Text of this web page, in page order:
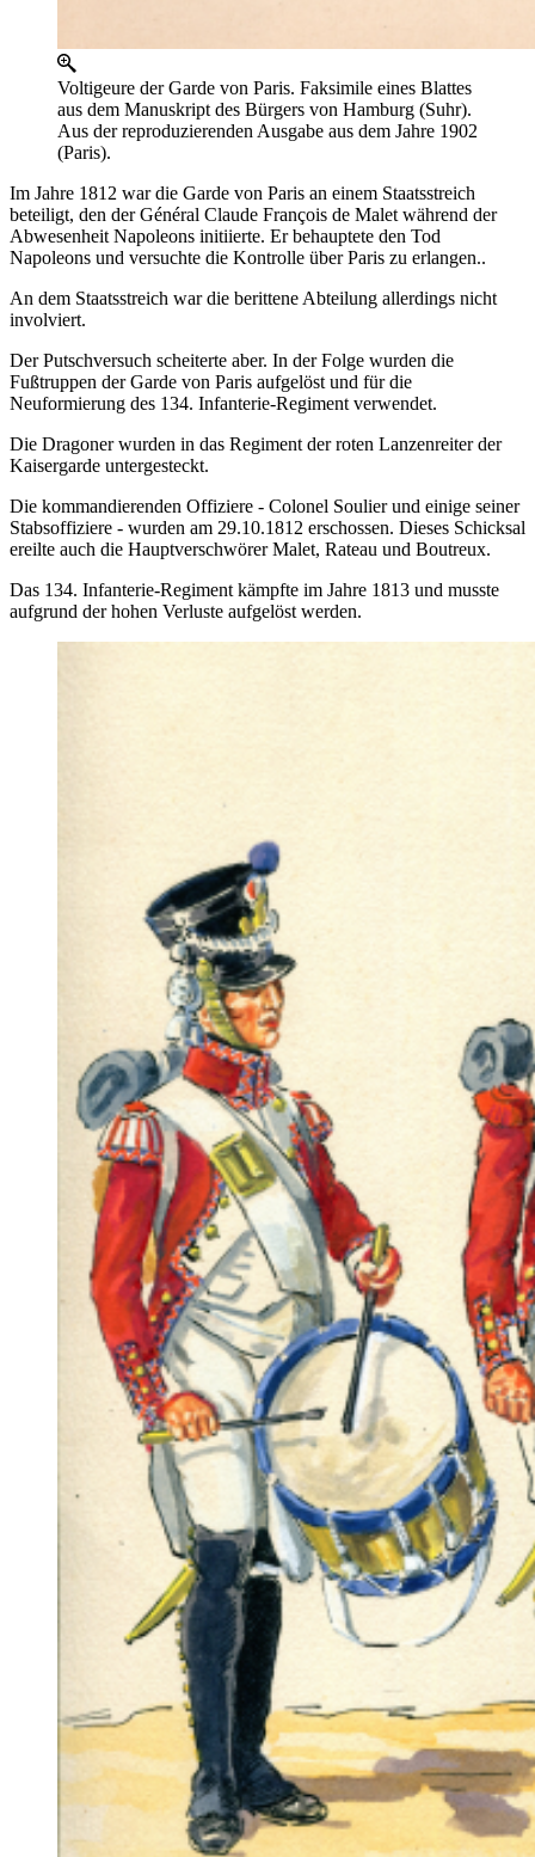
Voltigeure der Garde von Paris. Faksimile eines Blattes
aus dem Manuskript des Bürgers von Hamburg (Suhr).
Aus der reproduzierenden Ausgabe aus dem Jahre 1902
(Paris).
Im Jahre 1812 war die Garde von Paris an einem Staatsstreich
beteiligt, den der Général Claude François de Malet während der
Abwesenheit Napoleons initiierte. Er behauptete den Tod
Napoleons und versuchte die Kontrolle über Paris zu erlangen..
An dem Staatsstreich war die berittene Abteilung allerdings nicht
involviert.
Der Putschversuch scheiterte aber. In der Folge wurden die
Fußtruppen der Garde von Paris aufgelöst und für die
Neuformierung des 134. Infanterie-Regiment verwendet.
Die Dragoner wurden in das Regiment der roten Lanzenreiter der
Kaisergarde untergesteckt.
Die kommandierenden Offiziere - Colonel Soulier und einige seiner
Stabsoffiziere - wurden am 29.10.1812 erschossen. Dieses Schicksal
ereilte auch die Hauptverschwörer Malet, Rateau und Boutreux.
Das 134. Infanterie-Regiment kämpfte im Jahre 1813 und musste
aufgrund der hohen Verluste aufgelöst werden.